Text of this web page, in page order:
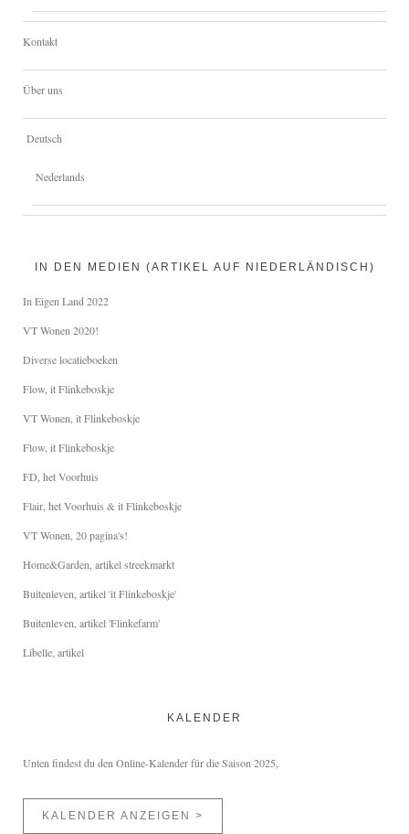
Kontakt
Über uns
Deutsch
Nederlands
IN DEN MEDIEN (ARTIKEL AUF NIEDERLÄNDISCH)
In Eigen Land 2022
VT Wonen 2020!
Diverse locatieboeken
Flow, it Flinkeboskje
VT Wonen, it Flinkeboskje
Flow, it Flinkeboskje
FD, het Voorhuis
Flair, het Voorhuis & it Flinkeboskje
VT Wonen, 20 pagina's!
Home&Garden, artikel streekmarkt
Buitenleven, artikel 'it Flinkeboskje'
Buitenleven, artikel 'Flinkefarm'
Libelle, artikel
KALENDER
Unten findest du den Online-Kalender für die Saison 2025,
KALENDER ANZEIGEN >